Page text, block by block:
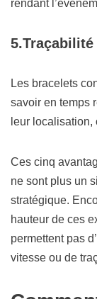
rendant
5.
Les bracelets
savoir en temps
leur
Ces cinq
ne sont plus un
stratégique.
hauteur de ces
permettent pas
vitesse ou de